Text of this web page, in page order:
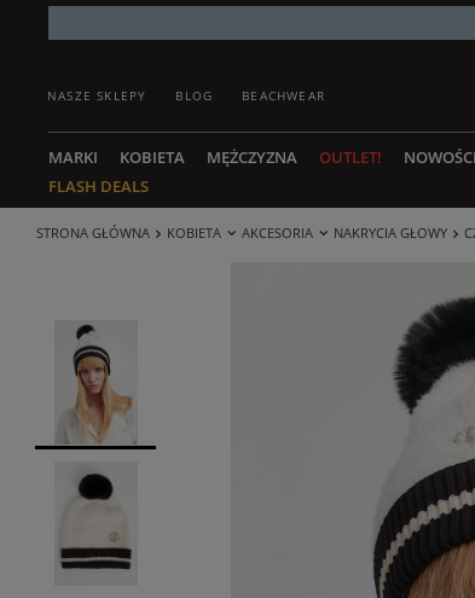
NASZE SKLEPY BLOG BEACHWEAR
MARKI KOBIETA MĘŻCZYZNA OUTLET! NOWOŚCI
FLASH DEALS
STRONA GŁÓWNA KOBIETA AKCESORIA NAKRYCIA GŁOWY